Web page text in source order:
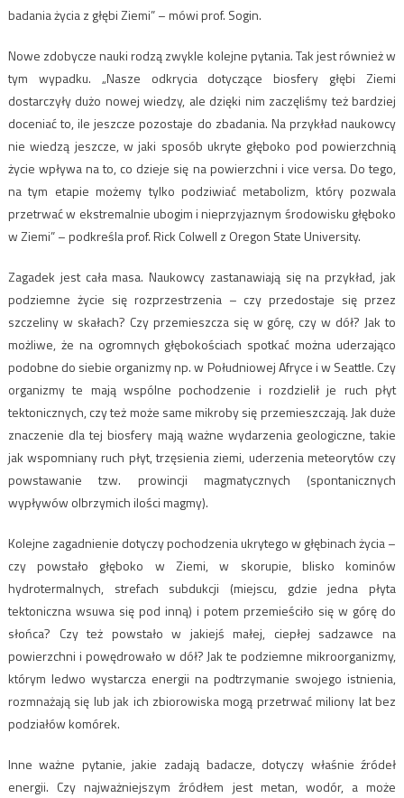
badania życia z głębi Ziemi” – mówi prof. Sogin.
Nowe zdobycze nauki rodzą zwykle kolejne pytania. Tak jest również w
tym wypadku. „Nasze odkrycia dotyczące biosfery głębi Ziemi
dostarczyły dużo nowej wiedzy, ale dzięki nim zaczęliśmy też bardziej
doceniać to, ile jeszcze pozostaje do zbadania. Na przykład naukowcy
nie wiedzą jeszcze, w jaki sposób ukryte głęboko pod powierzchnią
życie wpływa na to, co dzieje się na powierzchni i vice versa. Do tego,
na tym etapie możemy tylko podziwiać metabolizm, który pozwala
przetrwać w ekstremalnie ubogim i nieprzyjaznym środowisku głęboko
w Ziemi” – podkreśla prof. Rick Colwell z Oregon State University.
Zagadek jest cała masa. Naukowcy zastanawiają się na przykład, jak
podziemne życie się rozprzestrzenia – czy przedostaje się przez
szczeliny w skałach? Czy przemieszcza się w górę, czy w dół? Jak to
możliwe, że na ogromnych głębokościach spotkać można uderzająco
podobne do siebie organizmy np. w Południowej Afryce i w Seattle. Czy
organizmy te mają wspólne pochodzenie i rozdzielił je ruch płyt
tektonicznych, czy też może same mikroby się przemieszczają. Jak duże
znaczenie dla tej biosfery mają ważne wydarzenia geologiczne, takie
jak wspomniany ruch płyt, trzęsienia ziemi, uderzenia meteorytów czy
powstawanie tzw. prowincji magmatycznych (spontanicznych
wypływów olbrzymich ilości magmy).
Kolejne zagadnienie dotyczy pochodzenia ukrytego w głębinach życia –
czy powstało głęboko w Ziemi, w skorupie, blisko kominów
hydrotermalnych, strefach subdukcji (miejscu, gdzie jedna płyta
tektoniczna wsuwa się pod inną) i potem przemieściło się w górę do
słońca? Czy też powstało w jakiejś małej, ciepłej sadzawce na
powierzchni i powędrowało w dół? Jak te podziemne mikroorganizmy,
którym ledwo wystarcza energii na podtrzymanie swojego istnienia,
rozmnażają się lub jak ich zbiorowiska mogą przetrwać miliony lat bez
podziałów komórek.
Inne ważne pytanie, jakie zadają badacze, dotyczy właśnie źródeł
energii. Czy najważniejszym źródłem jest metan, wodór, a może